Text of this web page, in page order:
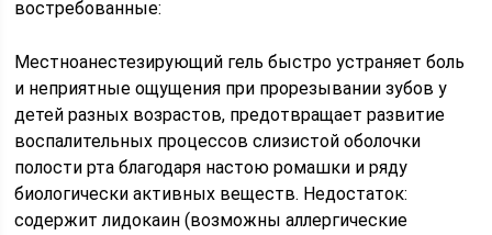
востребованные:
Местноанестезирующий гель быстро устраняет боль
и неприятные ощущения при прорезывании зубов у
детей разных возрастов, предотвращает развитие
воспалительных процессов слизистой оболочки
полости рта благодаря настою ромашки и ряду
биологически активных веществ. Недостаток:
содержит лидокаин (возможны аллергические